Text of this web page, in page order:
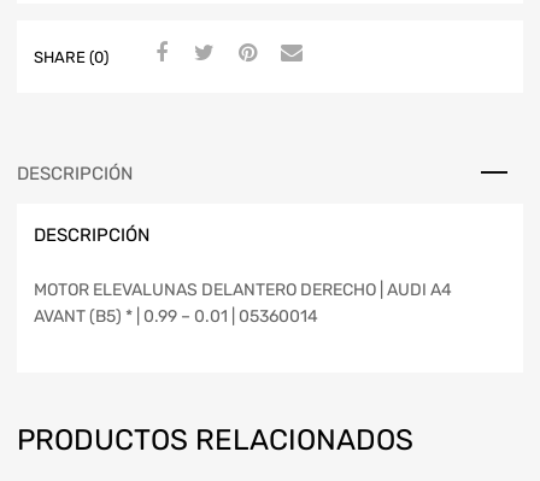
SHARE (0)
DESCRIPCIÓN
DESCRIPCIÓN
MOTOR ELEVALUNAS DELANTERO DERECHO | AUDI A4
AVANT (B5) * | 0.99 – 0.01 | 05360014
PRODUCTOS RELACIONADOS